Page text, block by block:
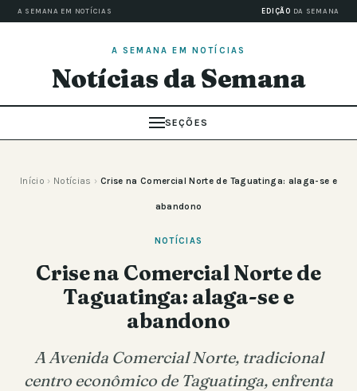
A SEMANA EM NOTÍCIAS EDIÇÃO DA SEMANA
A SEMANA EM NOTÍCIAS
Notícias da Semana
SEÇÕES
Início › Notícias › Crise na Comercial Norte de Taguatinga: alaga-se e
abandono
NOTÍCIAS
Crise na Comercial Norte de
Taguatinga: alaga-se e
abandono
A Avenida Comercial Norte, tradicional
centro econômico de Taguatinga, enfrenta